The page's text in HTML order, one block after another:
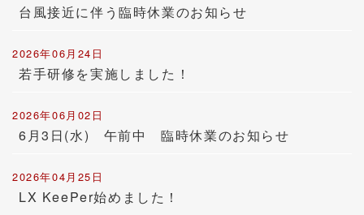
台風接近に伴う臨時休業のお知らせ
2026年06月24日
若手研修を実施しました！
2026年06月02日
6月3日(水) 午前中 臨時休業のお知らせ
2026年04月25日
LX KeePer始めました！